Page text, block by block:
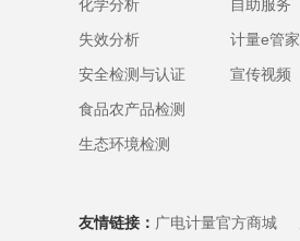
化学分析
失效分析
安全检测与认证
食品农产品检测
生态环境检测
自助服务
计量e管家
宣传视频
友情链接： 广电计量官方商城